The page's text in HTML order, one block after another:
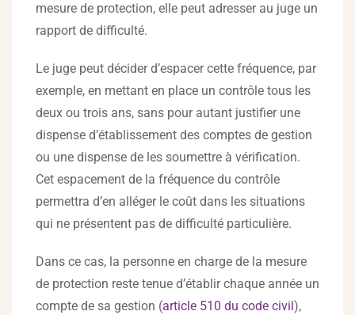
mesure de protection, elle peut adresser au juge un
rapport de difficulté.
Le juge peut décider d’espacer cette fréquence, par
exemple, en mettant en place un contrôle tous les
deux ou trois ans, sans pour autant justifier une
dispense d’établissement des comptes de gestion
ou une dispense de les soumettre à vérification.
Cet espacement de la fréquence du contrôle
permettra d’en alléger le coût dans les situations
qui ne présentent pas de difficulté particulière.
Dans ce cas, la personne en charge de la mesure
de protection reste tenue d’établir chaque année un
compte de sa gestion (article 510 du code civil),